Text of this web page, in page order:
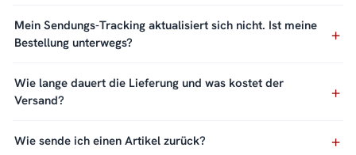
Mein Sendungs-Tracking aktualisiert sich nicht. Ist meine
Bestellung unterwegs?
Wie lange dauert die Lieferung und was kostet der
Versand?
Wie sende ich einen Artikel zurück?